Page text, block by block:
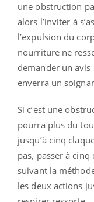
une obstruction
alors l’inviter à
l’expulsion du
nourriture ne
demander un
enverra un
Si c’est une
pourra plus du
jusqu’à cinq
pas, passer à
suivant la
les deux actions